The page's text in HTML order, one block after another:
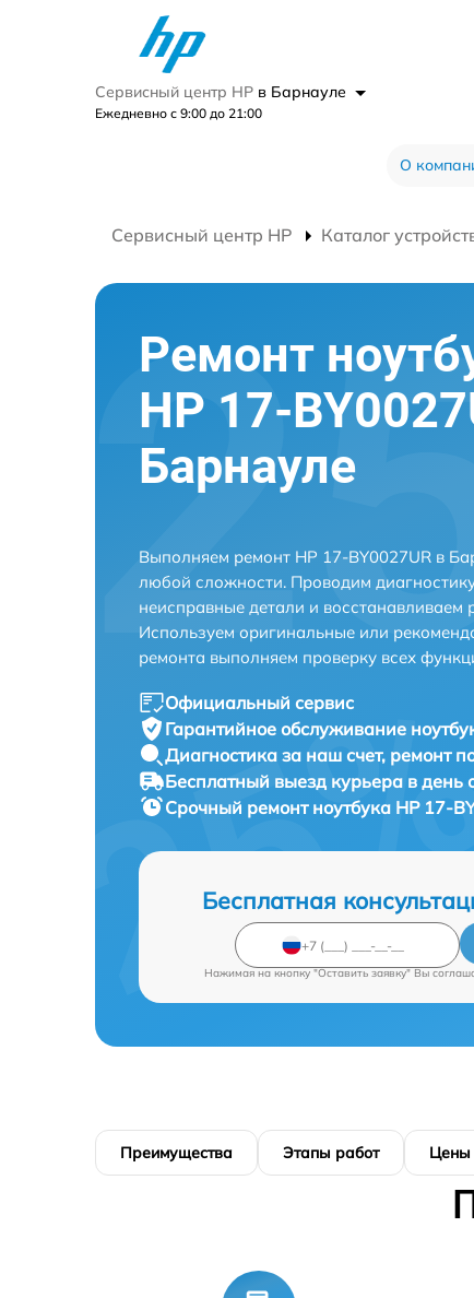
Сервисный центр HP в Барнауле
Ежедневно с 9:00 до 21:00
О
Сервисный центр HP Каталог
Ремонт
HP 17-
Барнауле
Выполняем ремонт HP 17-BY0027UR в
любой сложности. Проводим
неисправные детали и восстанавливаем
Используем оригинальные или
ремонта выполняем проверку всех
Официальный сервис
Гарантийное обслуживание
Диагностика за наш счет, ремонт
Бесплатный выезд курьера в день
Срочный ремонт ноутбука HP 17-
Бесплатная
Нажимая на кнопку "Оставить заявку" Вы
Преимущества Этапы работ Цены